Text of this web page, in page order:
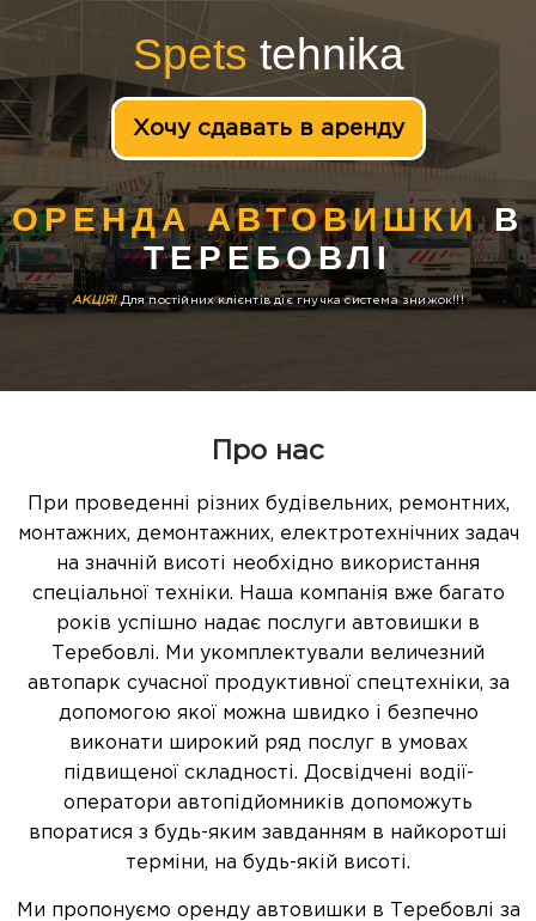
Spetstehnika
Хочу сдавать в аренду
ОРЕНДА АВТОВИШКИВ
ТЕРЕБОВЛІ
АКЦІЯ!Для постійних клієнтів діє гнучка система знижок!!!
Про нас
При проведенні різних будівельних, ремонтних,
монтажних, демонтажних, електротехнічних задач
на значній висоті необхідно використання
спеціальної техніки. Наша компанія вже багато
років успішно надає послуги автовишки в
Теребовлі. Ми укомплектували величезний
автопарк сучасної продуктивної спецтехніки, за
допомогою якої можна швидко і безпечно
виконати широкий ряд послуг в умовах
підвищеної складності. Досвідчені водії-
оператори автопідйомників допоможуть
впоратися з будь-яким завданням в найкоротші
терміни, на будь-якій висоті.
Ми пропонуємо оренду автовишки в Теребовлі за